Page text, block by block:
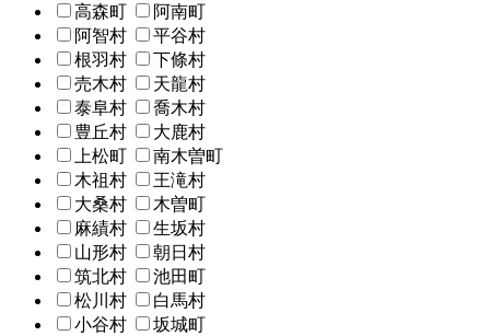
高森町
阿南町
阿智村
平谷村
根羽村
下條村
売木村
天龍村
泰阜村
喬木村
豊丘村
大鹿村
上松町
南木曽町
木祖村
王滝村
大桑村
木曽町
麻績村
生坂村
山形村
朝日村
筑北村
池田町
松川村
白馬村
小谷村
坂城町